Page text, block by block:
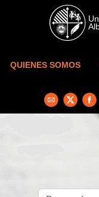
Skip to main content
QUIENES SOMOS